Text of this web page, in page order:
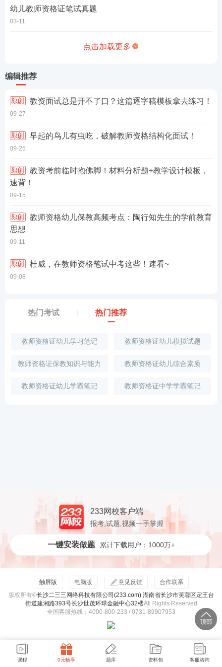
幼儿教师资格证笔试真题
03-11
点击加载更多
编辑推荐
教资面试总是开不了口？这篇逐字稿模板拿去练习！
09-27
早起的鸟儿有虫吃，破解教师资格结构化面试！
09-25
速背！
09-15
思想
09-11
杜威，在教师资格笔试中考这些！速看~
09-08
热门考试 热门推荐
教师资格证幼儿学习笔记 教师资格证幼儿模拟试题
教师资格证保教知识与能力 教师资格证幼儿综合素质
教师资格证幼儿学霸笔记 教师资格证中学学霸笔记
233网校客户端
报考,试题,视频一手掌握
一键安装做题 累计下载用户：1000万+
触屏版 电脑版 意见反馈
合作联系
版权所有©长沙二三三网络科技有限公司(233.com) 湖南省长沙市芙蓉区定王台
街道建湘路393号长沙世茂环球金融中心32楼All Rights Reserved
全国客服热线：4000-800-233 / 0731-89907953
顶部
课程 0元畅享 题库 资料包 客服咨询